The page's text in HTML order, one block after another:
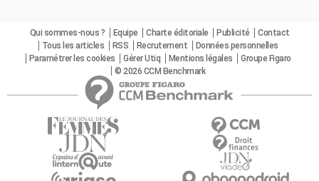
Qui sommes-nous ? Equipe Charte éditoriale Publicité
Contact
Tous les articles
RSS Recrutement
Données personnelles
Paramétrer les cookies
Gérer Utiq Mentions légales
Groupe Figaro
© 2026 CCM Benchmark